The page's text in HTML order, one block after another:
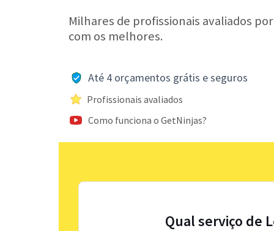
Milhares de profissionais avaliados
com os melhores.
Até 4 orçamentos grátis e seguros
Profissionais avaliados
Como funciona o GetNinjas?
Qual serviço de